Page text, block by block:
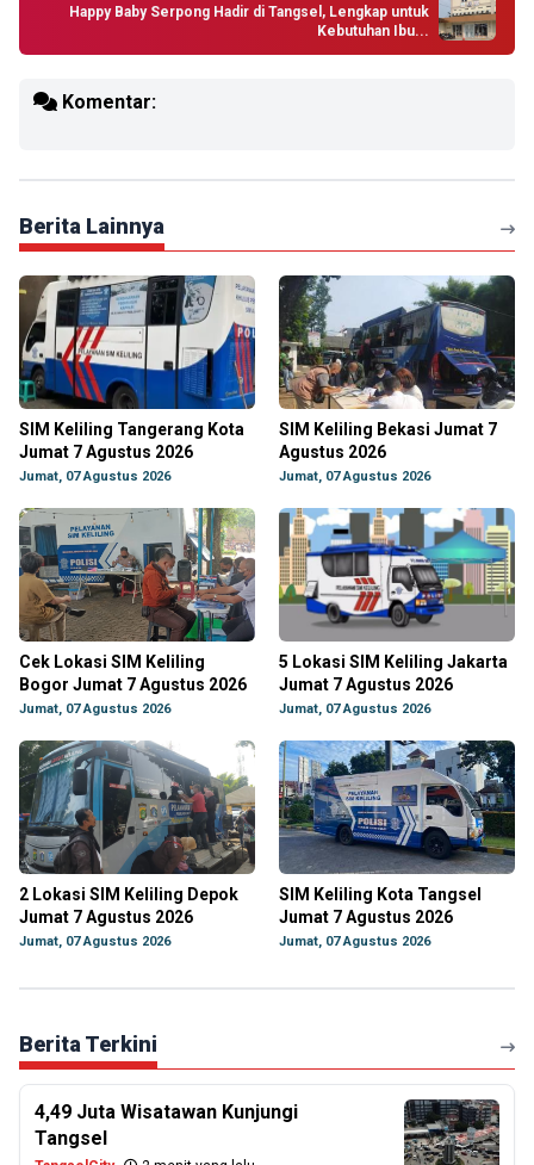
Happy Baby Serpong Hadir di Tangsel, Lengkap untuk
Kebutuhan Ibu...
Komentar:
Berita Lainnya
SIM Keliling Tangerang Kota
Jumat 7 Agustus 2026
Jumat, 07 Agustus 2026
SIM Keliling Bekasi Jumat 7
Agustus 2026
Jumat, 07 Agustus 2026
Cek Lokasi SIM Keliling
Bogor Jumat 7 Agustus 2026
Jumat, 07 Agustus 2026
5 Lokasi SIM Keliling Jakarta
Jumat 7 Agustus 2026
Jumat, 07 Agustus 2026
2 Lokasi SIM Keliling Depok
Jumat 7 Agustus 2026
Jumat, 07 Agustus 2026
SIM Keliling Kota Tangsel
Jumat 7 Agustus 2026
Jumat, 07 Agustus 2026
Berita Terkini
4,49 Juta Wisatawan Kunjungi
Tangsel